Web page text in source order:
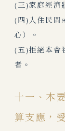
(三)家庭經濟
(四)入住民間
心）。
(五)拒絕本會
者。
十一、本
算支應，